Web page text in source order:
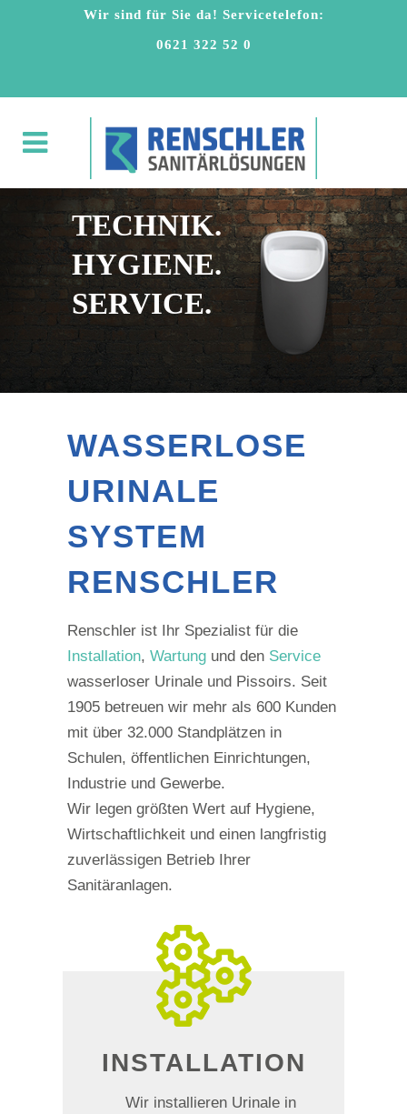
Wir sind für Sie da! Servicetelefon:
0621 322 52 0
TECHNIK.
HYGIENE.
SERVICE.
WASSERLOSE
URINALE
SYSTEM
RENSCHLER
Renschler ist Ihr Spezialist für die
Installation, Wartung und den Service
wasserloser Urinale und Pissoirs. Seit
1905 betreuen wir mehr als 600 Kunden
mit über 32.000 Standplätzen in
Schulen, öffentlichen Einrichtungen,
Industrie und Gewerbe.
Wir legen größten Wert auf Hygiene,
Wirtschaftlichkeit und einen langfristig
zuverlässigen Betrieb Ihrer
Sanitäranlagen.
INSTALLATION
Wir installieren Urinale in